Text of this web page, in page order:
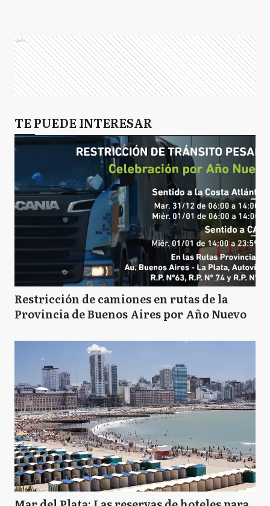
Ads
TE PUEDE INTERESAR
Restricción de camiones en rutas de la
Provincia de Buenos Aires por Año Nuevo